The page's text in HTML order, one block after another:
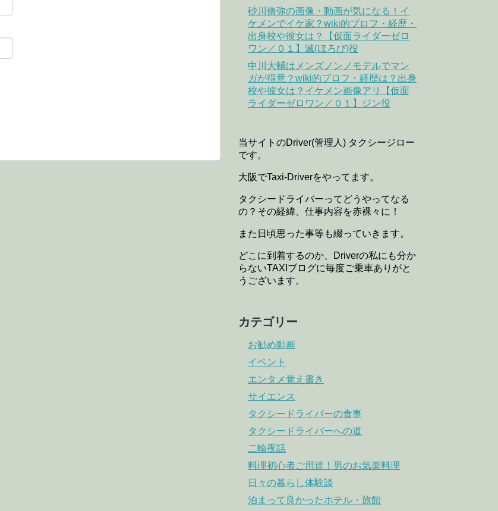
砂川脩弥の画像・動画が気になる！イ
ケメンでイケ家？wiki的プロフ・経歴・
出身校や彼女は？【仮面ライダーゼロ
ワン／０１】滅(ほろび)役
中川大輔はメンズノンノモデルでマン
ガが得意？wiki的プロフ・経歴は？出身
校や彼女は？イケメン画像アリ【仮面
ライダーゼロワン／０１】ジン役
当サイトのDriver(管理人) タクシージロー
です。
大阪でTaxi-Driverをやってます。
タクシードライバーってどうやってなる
の？その経緯、仕事内容を赤裸々に！
また日頃思った事等も綴っていきます。
どこに到着するのか、Driverの私にも分か
らないTAXIブログに毎度ご乗車ありがと
うございます。
カテゴリー
お勧め動画
イベント
エンタメ覚え書き
サイエンス
タクシードライバーの食事
タクシードライバーへの道
二輪夜話
料理初心者ご用達！男のお気楽料理
日々の暮らし体験談
泊まって良かったホテル・旅館